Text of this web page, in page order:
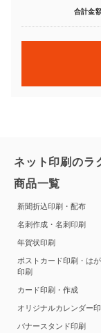
合計金
ネット印刷のラ
商品一覧
新聞折込印刷・配布
名刺作成・名刺印刷
年賀状印刷
ポストカード印刷・は
印刷
カード印刷・作成
オリジナルカレンダー
バナースタンド印刷